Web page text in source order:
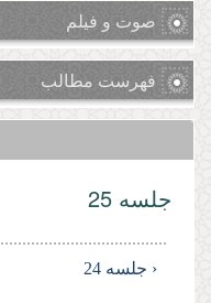
صوت و فیلم
فهرست مطالب
جلسه 25
‹ جلسه 24